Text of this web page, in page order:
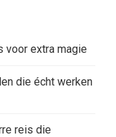
voor extra magie
die écht werken
reis die